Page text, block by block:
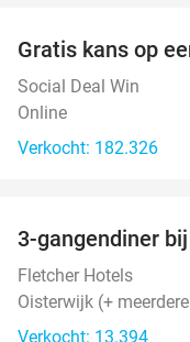
Gratis kans op
Social Deal Win
Online
Verkocht: 182.326
3-gangendiner
Fletcher Hotels
Oisterwijk (+
Verkocht: 13.394